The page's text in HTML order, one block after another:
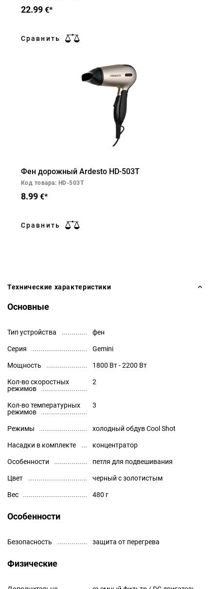
22.99 €*
Сравнить
Фен дорожный Ardesto HD-503T
Код товара: HD-503T
8.99 €*
Сравнить
Технические характеристики
Основные
Тип устройства фен
Серия Gemini
Мощность 1800 Вт - 2200 Вт
Кол-во скоростных
режимов
2
Кол-во температурных
режимов
3
Режимы холодный обдув Cool Shot
Насадки в комплекте концентратор
Особенности петля для подвешивания
Цвет черный с золотистым
Вес 480 г
Особенности
Безопасность защита от перегрева
Физические